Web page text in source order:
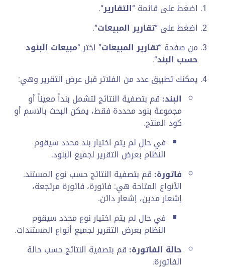
اضغط على قائمة “التقارير“.
اضغط على “تقارير المبيعات“.
من صفحة “تقارير المبيعات” اختر “مبيعات البنود
حسب البند“.
يمكنك تطبيق عدد من الفلاتر قبل عرض التقرير وهي:
البند: قم بتصفية النتائج لتشمل بنداً معيناً أو
مجموعة بنود محددة فقط، يمكن البحث بالاسم أو
كود المنتج.
في حال لم يتم اختيار بند محدد سيقوم
النظام بعرض التقرير لجميع البنود.
فاتورة: قم بتصفية النتائج حسب نوع المستند.
الأنواع المتاحة هي: فاتورة، فاتورة مرتجعة،
إشعار مدين، إشعار دائن.
في حال لم يتم اختيار نوع محدد سيقوم
النظام بعرض التقرير لجميع أنواع المستندات.
حالة الفاتورة: قم بتصفية النتائج حسب حالة
الفاتورة.